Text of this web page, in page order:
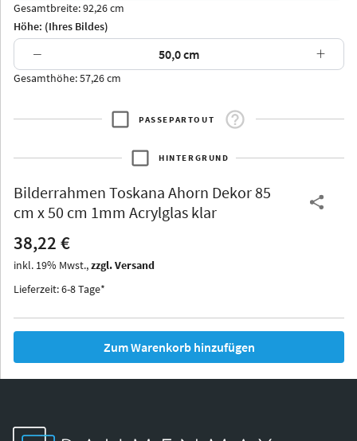
Arran Luzern
Thurgau
Iowa
Gesamtbreite: 92,26 cm
Höhe: (Ihres Bildes)
− +
Gesamthöhe: 57,26 cm
PASSEPARTOUT
HINTERGRUND
Bilderrahmen Toskana Ahorn Dekor 85
cm x 50 cm 1mm Acrylglas klar
38,22 €
inkl. 19% Mwst.,zzgl. Versand
Lieferzeit: 6-8 Tage*
Zum Warenkorb hinzufügen